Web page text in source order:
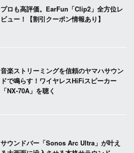
プロも高評価。EarFun「Clip2」全方位レ
ビュー！【割引クーポン情報あり】
音楽ストリーミングを信頼のヤマハサウン
ドで鳴らす！ワイヤレスHiFiスピーカー
「NX-70A」を聴く
サウンドバー「Sonos Arc Ultra」が叶え